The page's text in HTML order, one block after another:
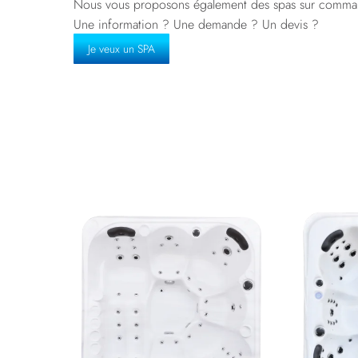
Nous vous proposons également des spas sur
Une information ? Une demande ? Un devis ?
Je veux un SPA